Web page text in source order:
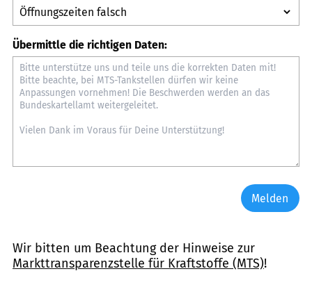
Übermittle die richtigen Daten:
Melden
Wir bitten um Beachtung der Hinweise zur
Markttransparenzstelle für Kraftstoffe (MTS)!